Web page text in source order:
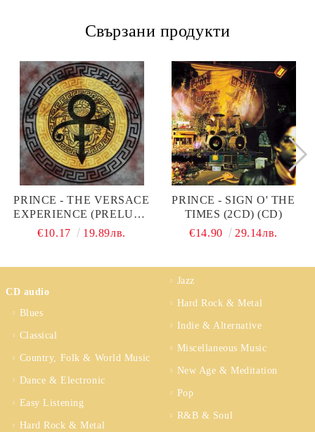
Свързани продукти
PRINCE - THE VERSACE
EXPERIENCE (PRELUDE
2 GOLD) (CD)
€10.17 19.89лв.
PRINCE - SIGN O' THE
TIMES (2CD) (CD)
€14.90
29.14лв.
CD audio
Blues
Classical
Country, Folk & World Music
Dance & Electronic
Easy Listening
Hard Rock & Metal
Jazz
Hard Rock & Metal
Indie & Alternative
Miscellaneous Music
New Age & Meditation
Pop
R&B & Soul